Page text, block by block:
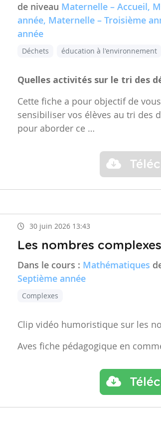
de niveau Maternelle – Accueil,
année, Maternelle – Troisième
année
Déchets éducation à l'environnement
Quelles activités sur le tri des
Cette fiche a pour objectif de
sensibiliser vos élèves au tri des
pour aborder ce …
30 juin 2026 13:43
Les nombres complexes
Dans le cours : Mathématiques
Septième année
Complexes
Clip vidéo humoristique sur les
Aves fiche pédagogique en